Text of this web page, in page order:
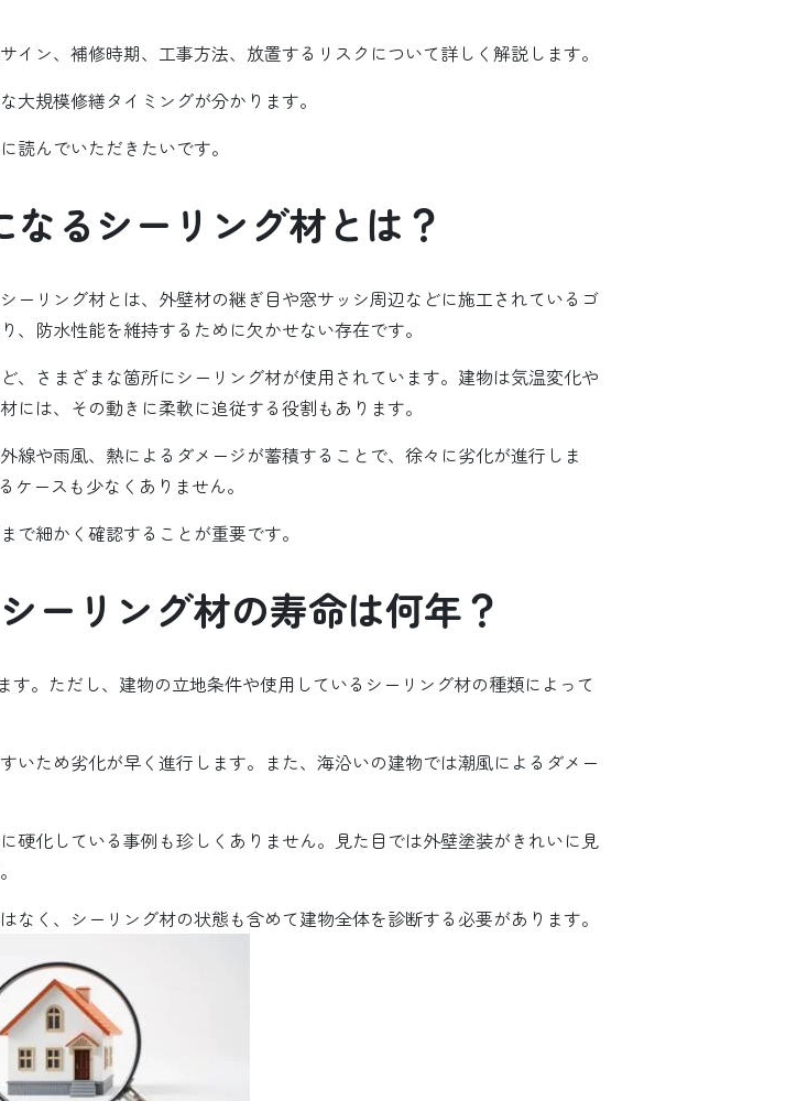
ン、補修時期、工事方法、放置するリスクについて詳しく解説します。
大規模修繕タイミングが分かります。
読んでいただきたいです。
るシーリング材とは？
ーリング材とは、外壁材の継ぎ目や窓サッシ周辺などに施工されているゴ
防水性能を維持するために欠かせない存在です。
、さまざまな箇所にシーリング材が使用されています。建物は気温変化や
は、その動きに柔軟に追従する役割もあります。
線や雨風、熱によるダメージが蓄積することで、徐々に劣化が進行しま
ースも少なくありません。
細かく確認することが重要です。
ーリング材の寿命は何年？
す。ただし、建物の立地条件や使用しているシーリング材の種類によって
ため劣化が早く進行します。また、海沿いの建物では潮風によるダメー
硬化している事例も珍しくありません。見た目では外壁塗装がきれいに見
く、シーリング材の状態も含めて建物全体を診断する必要があります。